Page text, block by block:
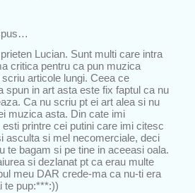
Lucian. Sunt multi care intra
critica pentru ca pun muzica
articole lungi. Ceea ce
spun in art asta este fix faptul ca nu
Ca nu scriu pt ei art alea si nu
muzica asta. Din cate imi
printre cei putini care imi citesc
asculta si mel necomerciale, deci
te bagam si pe tine in aceeasi oala.
si dezlanat pt ca erau multe
meu DAR crede-ma ca nu-ti era
te pup:***:))